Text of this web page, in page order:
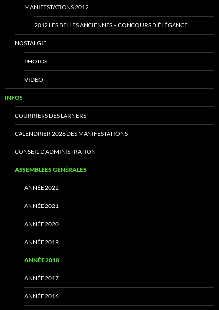
MANIFESTATIONS 2012
2012 LES BELLES ANCIENNES – CONCOURS D’ÉLÉGANCE
NOSTALGIE
PHOTOS
VIDEO
INFOS
COURRIERS DES LARNERS
CALENDRIER 2026 DES MANIFESTATIONS
CONSEIL D’ADMINISTRATION
ASSEMBLÉES GÉNÉRALES
ANNÉE 2022
ANNÉE 2021
ANNÉE 2020
ANNÉE 2019
ANNÉE 2018
ANNÉE 2017
ANNÉE 2016